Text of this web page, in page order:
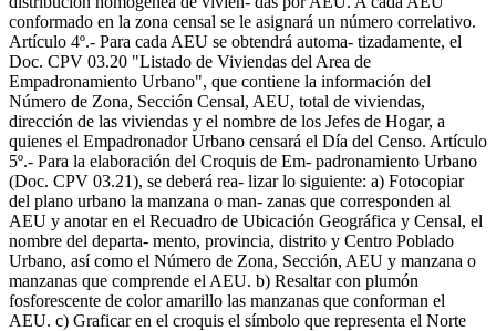
conformado en la zona censal se le asignará un número correlativo.
Artículo 4º.- Para cada AEU se obtendrá automa- tizadamente, el
Doc. CPV 03.20 "Listado de Viviendas del Area de
Empadronamiento Urbano", que contiene la información del
Número de Zona, Sección Censal, AEU, total de viviendas,
dirección de las viviendas y el nombre de los Jefes de Hogar, a
quienes el Empadronador Urbano censará el Día del Censo. Artículo
5º.- Para la elaboración del Croquis de Em- padronamiento Urbano
(Doc. CPV 03.21), se deberá rea- lizar lo siguiente: a) Fotocopiar
del plano urbano la manzana o man- zanas que corresponden al
AEU y anotar en el Recuadro de Ubicación Geográfica y Censal, el
nombre del departa- mento, provincia, distrito y Centro Poblado
Urbano, así como el Número de Zona, Sección, AEU y manzana o
manzanas que comprende el AEU. b) Resaltar con plumón
fosforescente de color amarillo las manzanas que conforman el
AEU. c) Graficar en el croquis el símbolo que representa el Norte